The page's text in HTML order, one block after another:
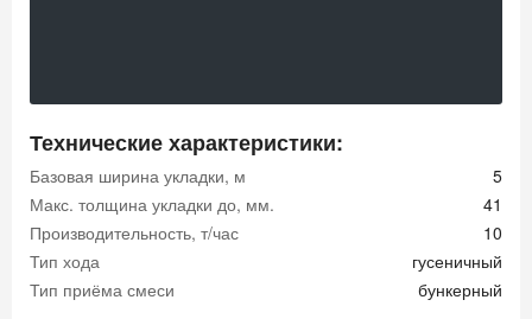
Технические характеристики:
Базовая ширина укладки, м
5
Макс. толщина укладки до, мм.
41
Производительность, т/час
10
Тип хода
гусеничный
Тип приёма смеси
бункерный